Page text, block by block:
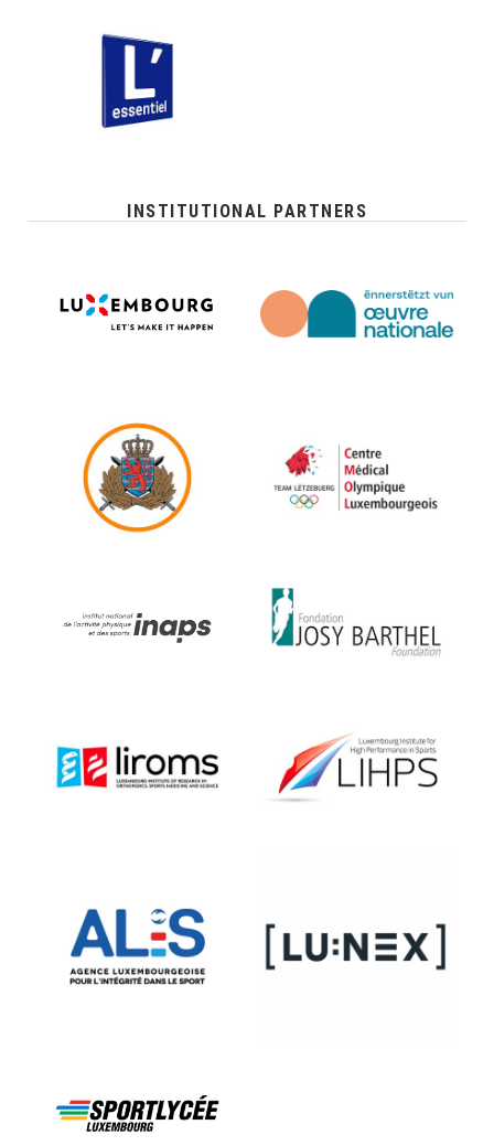
INSTITUTIONAL PARTNERS